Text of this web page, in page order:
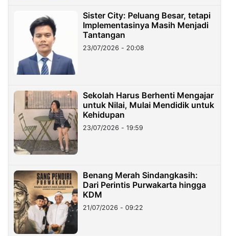
Sister City: Peluang Besar, tetapi
Implementasinya Masih Menjadi
Tantangan
23/07/2026 - 20:08
Sekolah Harus Berhenti Mengajar
untuk Nilai, Mulai Mendidik untuk
Kehidupan
23/07/2026 - 19:59
Benang Merah Sindangkasih:
Dari Perintis Purwakarta hingga
KDM
21/07/2026 - 09:22